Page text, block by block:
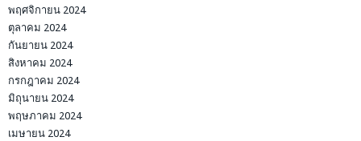
พฤศจิกายน 2024
ตุลาคม 2024
กันยายน 2024
สิงหาคม 2024
กรกฎาคม 2024
มิถุนายน 2024
พฤษภาคม 2024
เมษายน 2024